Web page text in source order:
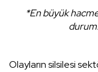
*En büyük
Olayların silsilesi